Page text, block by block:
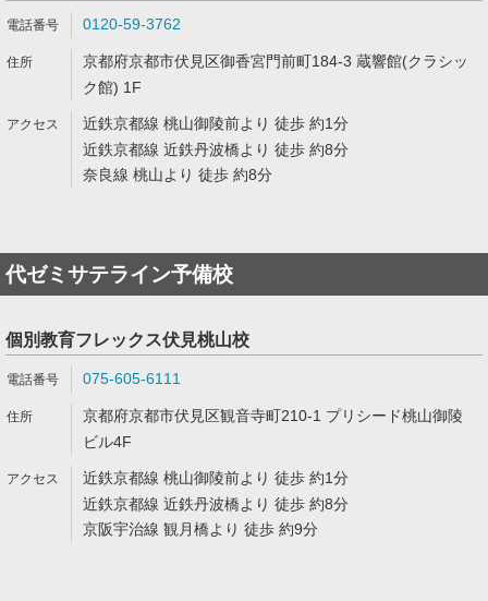
0120-59-3762
京都府京都市伏見区御香宮門前町184-3 蔵響館(クラシッ
ク館) 1F
近鉄京都線 桃山御陵前より 徒歩 約1分
近鉄京都線 近鉄丹波橋より 徒歩 約8分
奈良線 桃山より 徒歩 約8分
代ゼミサテライン予備校
個別教育フレックス伏見桃山校
075-605-6111
京都府京都市伏見区観音寺町210-1 プリシード桃山御陵
ビル4F
近鉄京都線 桃山御陵前より 徒歩 約1分
近鉄京都線 近鉄丹波橋より 徒歩 約8分
京阪宇治線 観月橋より 徒歩 約9分